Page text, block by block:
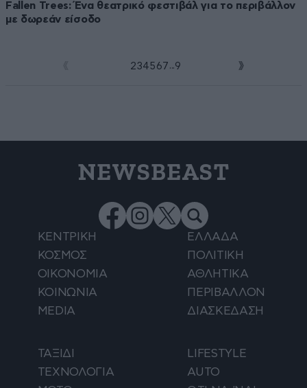
Fallen Trees: Ένα θεατρικό φεστιβάλ για το περιβάλλον
με δωρεάν είσοδο
234 5 6 7 ...9
NEWSBEAST
ΚΕΝΤΡΙΚΗ
ΕΛΛΑΔΑ
ΚΟΣΜΟΣ
ΠΟΛΙΤΙΚΗ
ΟΙΚΟΝΟΜΙΑ
ΑΘΛΗΤΙΚΑ
ΚΟΙΝΩΝΙΑ
ΠΕΡΙΒΑΛΛΟΝ
MEDIA
ΔΙΑΣΚΕΔΑΣΗ
ΤΑΞΙΔΙ
LIFESTYLE
ΤΕΧΝΟΛΟΓΙΑ
AUTO